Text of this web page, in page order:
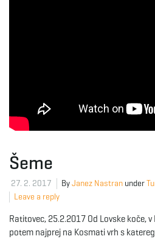
Šeme
27. 2. 2017 ByJanez Nastran under
Leave a reply
Ratitovec, 25.2.2017 Od Lovske koče,
potem najprej na Kosmati vrh s